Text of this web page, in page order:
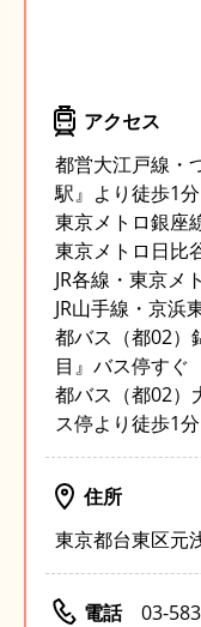
アクセス
都営大江戸線・
駅』より徒歩1分
東京メトロ銀座
東京メトロ日比
JR各線・東京メ
JR山手線・京浜
都バス（都02）
目』バス停すぐ
都バス（都02）
ス停より徒歩1分
住所
東京都台東区元
電話 03-